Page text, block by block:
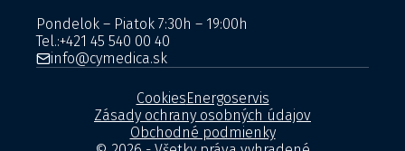
Pondelok – Piatok 7:30h – 19:00h
Tel.:+421 45 540 00 40
info@cymedica.sk
CookiesEnergoservis
Zásady ochrany osobných údajov
Obchodné podmienky